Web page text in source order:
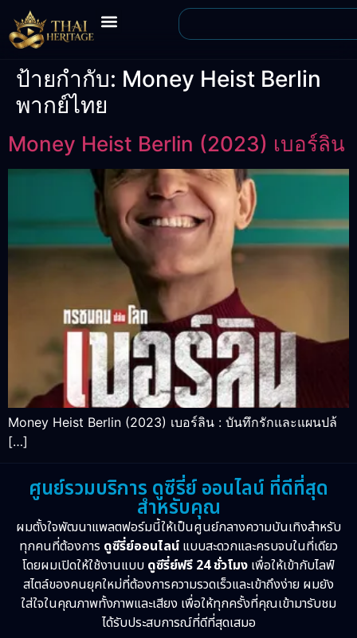
ป้ายกำกับ: Money Heist Berlin
พากย์ไทย
Money Heist Berlin (2023) เบอร์ลิน
Money Heist Berlin (2023) เบอร์ลิน : บันทึกรักและแผนปล้
[…]
ศูนย์รวมบริการ ดูซีรี่ย์ ออนไลน์ ที่ดีที่สุด
สำหรับคุณ
ผมตั้งใจพัฒนาแพลตฟอร์มนี้ให้เป็นศูนย์กลางความบันเทิงสำหรับ
ทุกคนที่ต้องการ ดูซีรี่ย์ออนไลน์ แบบสะดวกและครบจบในที่เดียว
โดยผมเปิดให้ใช้งานแบบ ดูซีรี่ย์ฟรี 24 ชั่วโมง เพื่อให้เข้ากับไลฟ์
สไตล์ของคนยุคใหม่ที่ต้องการความรวดเร็วและเข้าถึงง่าย ผมยัง
ใส่ใจในคุณภาพทั้งภาพและเสียง เพื่อให้ทุกครั้งที่คุณเข้ามารับชม
ได้รับประสบการณ์ที่ดีที่สุดเสมอ